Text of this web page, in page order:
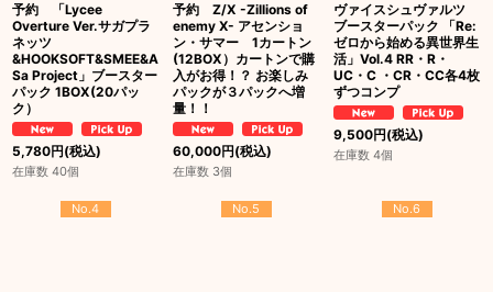
予約 「Lycee
Overture Ver.サガプラ
ネッツ
&HOOKSOFT&SMEE&A
Sa Project」ブースター
パック 1BOX(20パッ
ク）
5,780円(税込)
在庫数 40個
予約 Z/X -Zillions of
enemy X- アセンショ
ン・サマー 1カートン
(12BOX）カートンで購
入がお得！？ お楽しみ
パックが３パックへ増
量！！
60,000円(税込)
在庫数 3個
ヴァイスシュヴァルツ
ブースターパック 「Re:
ゼロから始める異世界生
活」Vol.4 RR・R・
UC・C ・CR・CC各4枚
ずつコンプ
9,500円(税込)
在庫数 4個
No.4 No.5 No.6